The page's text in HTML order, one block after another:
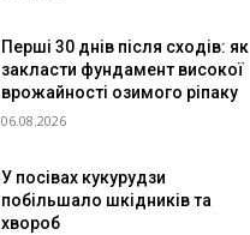
Перші 30 днів після сходів: як
закласти фундамент високої
врожайності озимого ріпаку
06.08.2026
У посівах кукурудзи
побільшало шкідників та
хвороб